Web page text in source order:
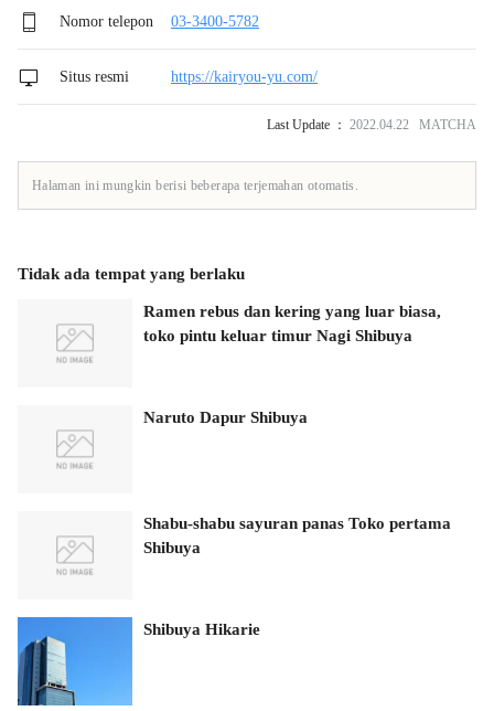
Nomor telepon 03-3400-5782
Situs resmi https://kairyou-yu.com/
Last Update ： 2022.04.22 MATCHA
Halaman ini mungkin berisi beberapa terjemahan otomatis.
Tidak ada tempat yang berlaku
Ramen rebus dan kering yang luar biasa,
toko pintu keluar timur Nagi Shibuya
Naruto Dapur Shibuya
Shabu-shabu sayuran panas Toko pertama
Shibuya
Shibuya Hikarie